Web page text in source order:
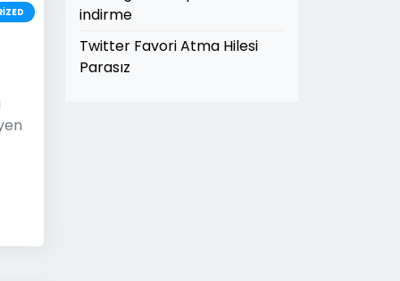
indirme
Twitter Favori Atma Hilesi
Parasız